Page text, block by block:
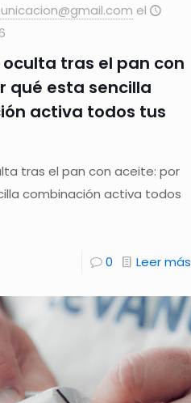
el
oculta tras el pan con
qué esta sencilla
activa todos tus
tras el pan con aceite: por
combinación activa todos
0 Leer más